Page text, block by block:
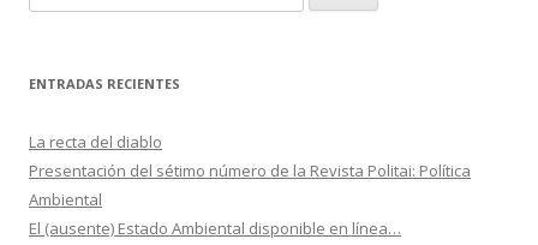
u
c
r
:
ENTRADAS RECIENTES
La recta del diablo
Presentación del sétimo número de la Revista Politai: Política
Ambiental
El (ausente) Estado Ambiental disponible en línea…